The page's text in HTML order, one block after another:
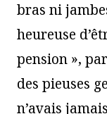
bras ni
heureuse
pension »,
des pieuses
n’avais